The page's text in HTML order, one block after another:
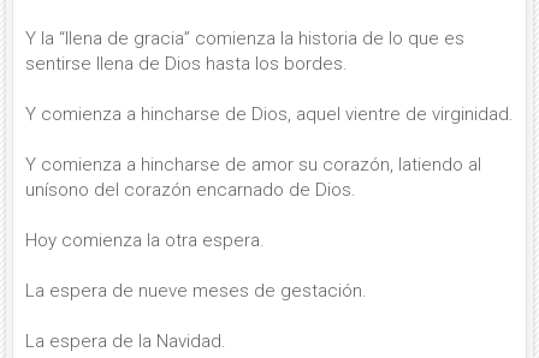
Y la “llena de gracia” comienza la historia de lo que es
sentirse llena de Dios hasta los bordes.
Y comienza a hincharse de Dios, aquel vientre de virginidad.
Y comienza a hincharse de amor su corazón, latiendo al
unísono del corazón encarnado de Dios.
Hoy comienza la otra espera.
La espera de nueve meses de gestación.
La espera de la Navidad.